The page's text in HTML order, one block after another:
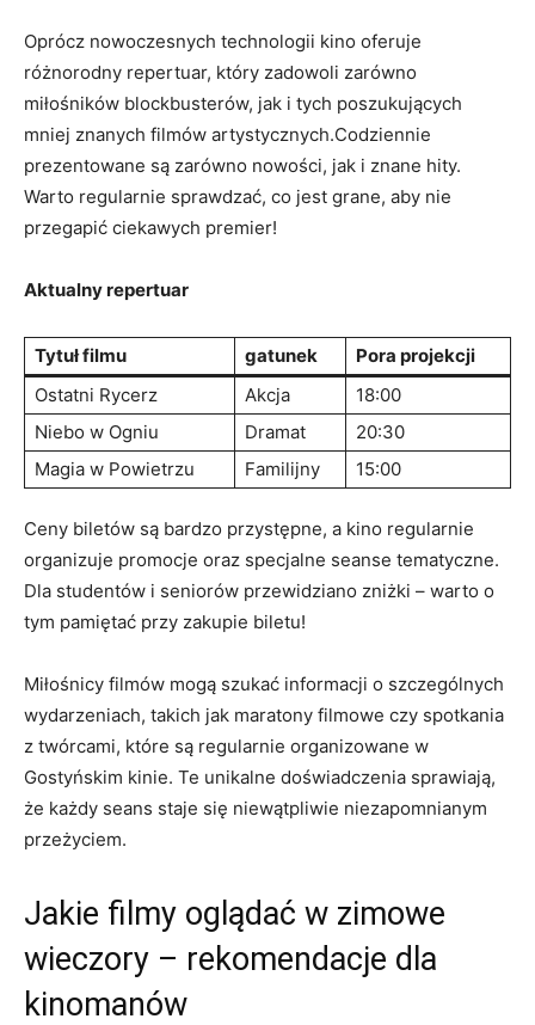
Oprócz nowoczesnych technologii kino oferuje
różnorodny repertuar, który zadowoli zarówno
miłośników blockbusterów, jak i tych poszukujących
mniej znanych filmów artystycznych.Codziennie
prezentowane są zarówno nowości, jak i znane hity.
Warto regularnie sprawdzać, co jest grane, aby nie
przegapić ciekawych premier!
Aktualny repertuar
Tytuł filmu gatunek
Pora projekcji
Ostatni Rycerz
Akcja
18:00
Niebo w Ogniu
Dramat
20:30
Magia w Powietrzu
Familijny 15:00
Ceny biletów są bardzo przystępne, a kino regularnie
organizuje promocje oraz specjalne seanse tematyczne.
Dla studentów i seniorów przewidziano zniżki – warto o
tym pamiętać przy zakupie biletu!
Miłośnicy filmów mogą szukać informacji o szczególnych
wydarzeniach, takich jak maratony filmowe czy spotkania
z twórcami, które są regularnie organizowane w
Gostyńskim kinie. Te unikalne doświadczenia sprawiają,
że każdy seans staje się niewątpliwie niezapomnianym
przeżyciem.
Jakie filmy oglądać w zimowe
wieczory – rekomendacje dla
kinomanów